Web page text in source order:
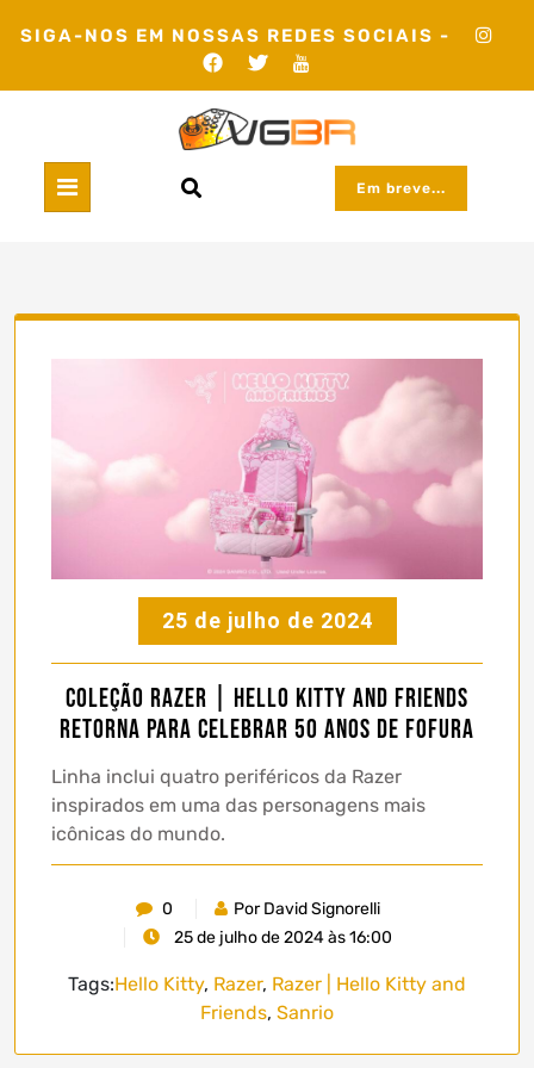
SIGA-NOS EM NOSSAS REDES SOCIAIS -
Em breve...
25 de julho de 2024
Coleção Razer | Hello Kitty and Friends
retorna para celebrar 50 anos de fofura
Linha inclui quatro periféricos da Razer
inspirados em uma das personagens mais
icônicas do mundo.
0
Por David Signorelli
25 de julho de 2024 às 16:00
Tags:Hello Kitty, Razer, Razer | Hello Kitty and
Friends, Sanrio